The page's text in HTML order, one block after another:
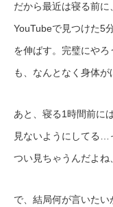
だから最近は寝る前に
YouTubeで見つけた5
を伸ばす。完璧にや
も、なんとなく身体が
あと、寝る1時間前に
見ないようにしてる…
つい見ちゃうんだよね
で、結局何が言いた